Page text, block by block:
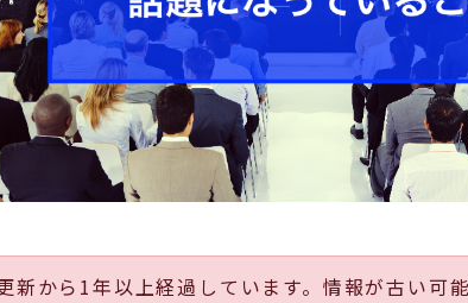
新から1年以上経過しています。情報が古い可